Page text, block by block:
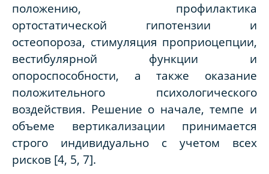
положению, профилактика
ортостатической гипотензии и
остеопороза, стимуляция проприоцепции,
вестибулярной функции и
опороспособности, а также оказание
положительного психологического
воздействия. Решение о начале, темпе и
объеме вертикализации принимается
строго индивидуально с учетом всех
рисков [4, 5, 7].